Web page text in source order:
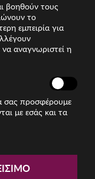
Sadie
βοηθούν τους
το
εμπειρία για
αναγνωριστεί η
σας προσφέρουμε
με εσάς και τα